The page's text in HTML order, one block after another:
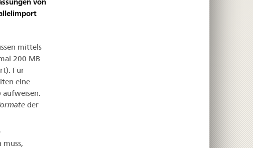
mittels
200 MB
Für
eine
aufweisen.
der